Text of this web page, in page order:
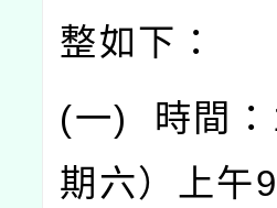
整如下：
(一) 時間：
期六）上午9